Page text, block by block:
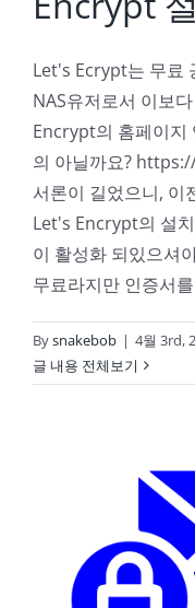
Let's Ecrypt는 무료
NAS유저로서 이보
Encrypt의 홈페이지
의 아닐까요?
서론이 길었으니,
Let's Encrypt의 설
이 활성화 되있으셔
무료라지만 인증서
Bysnakebob | 4월 3rd,
글 내용 전체보기